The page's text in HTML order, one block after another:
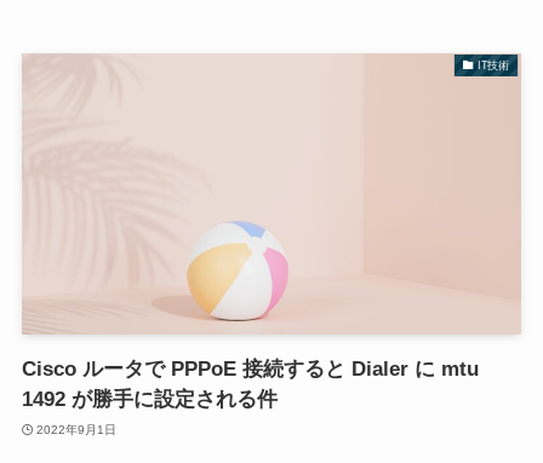
IT技術
Cisco ルータで PPPoE 接続すると Dialer に mtu
1492 が勝手に設定される件
2022年9月1日